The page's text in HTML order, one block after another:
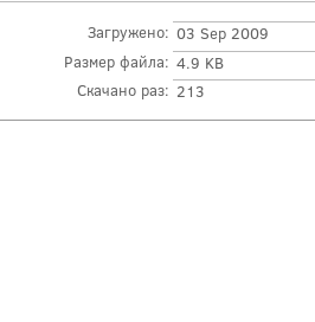
Загружено: 03 Sep 2009
Размер файла: 4.9 KB
Скачано раз: 213